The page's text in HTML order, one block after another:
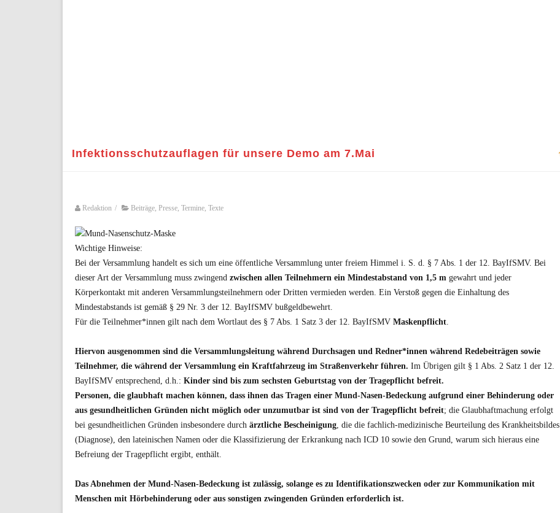
Infektionsschutzauflagen für unsere Demo am 7.Mai
Redaktion / Beiträge Presse Termine Texte
Wichtige Hinweise:
Bei der Versammlung handelt es sich um eine öffentliche Versammlung unter freiem Himmel i. S. d. § 7 Abs. 1 der 12. BayIfSMV. Bei
dieser Art der Versammlung muss zwingend zwischen allen Teilnehmern ein Mindestabstand von 1,5 m gewahrt und jeder
Körperkontakt mit anderen Versammlungsteilnehmern oder Dritten vermieden werden. Ein Verstoß gegen die Einhaltung des
Mindestabstands ist gemäß § 29 Nr. 3 der 12. BayIfSMV bußgeldbewehrt.
Für die Teilnehmer*innen gilt nach dem Wortlaut des § 7 Abs. 1 Satz 3 der 12. BayIfSMV Maskenpflicht
Hiervon ausgenommen sind die Versammlungsleitung während Durchsagen und Redner*innen während Redebeiträgen sowie
Teilnehmer, die während der Versammlung ein Kraftfahrzeug im Straßenverkehr führen. Im Übrigen gilt § 1 Abs. 2 Satz 1 der 12.
BayIfSMV entsprechend, d.h.: Kinder sind bis zum sechsten Geburtstag von der Tragepflicht befreit.
Personen, die glaubhaft machen können, dass ihnen das Tragen einer Mund-Nasen-Bedeckung aufgrund einer Behinderung oder
aus gesundheitlichen Gründen nicht möglich oder unzumutbar ist sind von der Tragepflicht befreit; die Glaubhaftmachung erfolgt
bei gesundheitlichen Gründen insbesondere durch ärztliche Bescheinigung , die die fachlich-medizinische Beurteilung des Krankheitsbildes
(Diagnose), den lateinischen Namen oder die Klassifizierung der Erkrankung nach ICD 10 sowie den Grund, warum sich hieraus eine
Befreiung der Tragepflicht ergibt, enthält.
Das Abnehmen der Mund-Nasen-Bedeckung ist zulässig, solange es zu Identifikationszwecken oder zur Kommunikation mit
Menschen mit Hörbehinderung oder aus sonstigen zwingenden Gründen erforderlich ist.